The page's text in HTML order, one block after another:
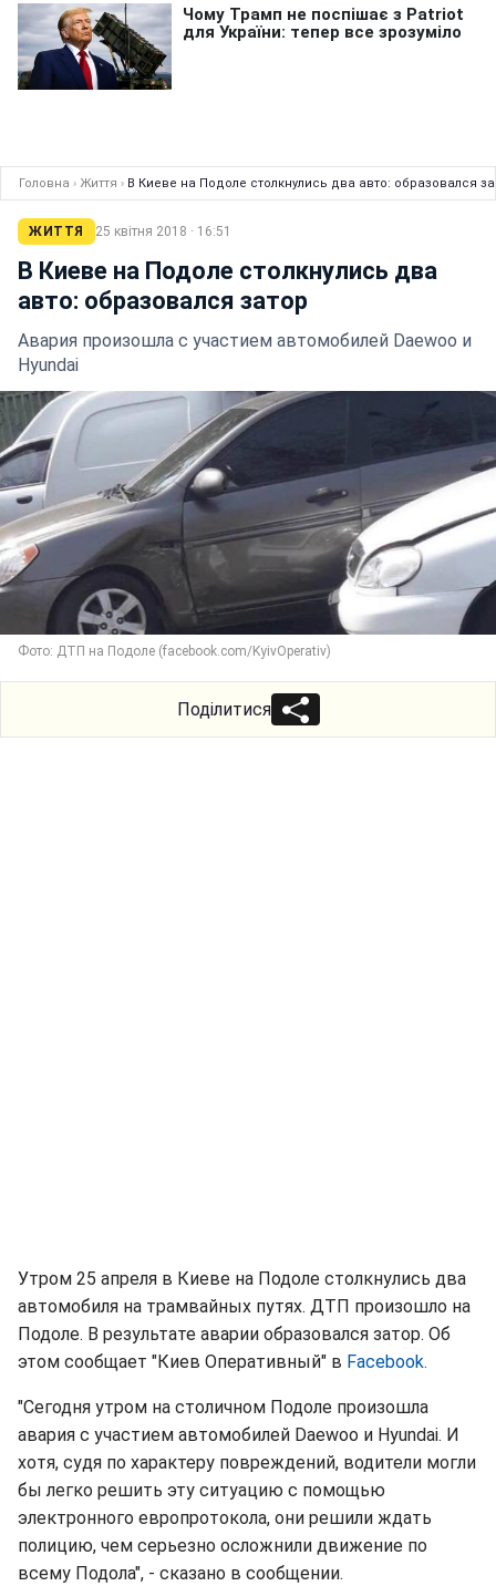
Головна › Життя › В Киеве на Подоле столкнулись два авто: образовался
ЖИТТЯ 25 квітня 2018 · 16:51
В Киеве на Подоле столкнулись два
авто: образовался затор
Авария произошла с участием автомобилей Daewoo и
Hyundai
Фото: ДТП на Подоле (facebook.com/KyivOperativ)
Поділитися
Утром 25 апреля в Киеве на Подоле столкнулись два
автомобиля на трамвайных путях. ДТП произошло на
Подоле. В результате аварии образовался затор. Об
этом сообщает "Киев Оперативный" в Facebook.
"Сегодня утром на столичном Подоле произошла
авария с участием автомобилей Daewoo и Hyundai. И
хотя, судя по характеру повреждений, водители могли
бы легко решить эту ситуацию с помощью
электронного европротокола, они решили ждать
полицию, чем серьезно осложнили движение по
всему Подола", - сказано в сообщении.